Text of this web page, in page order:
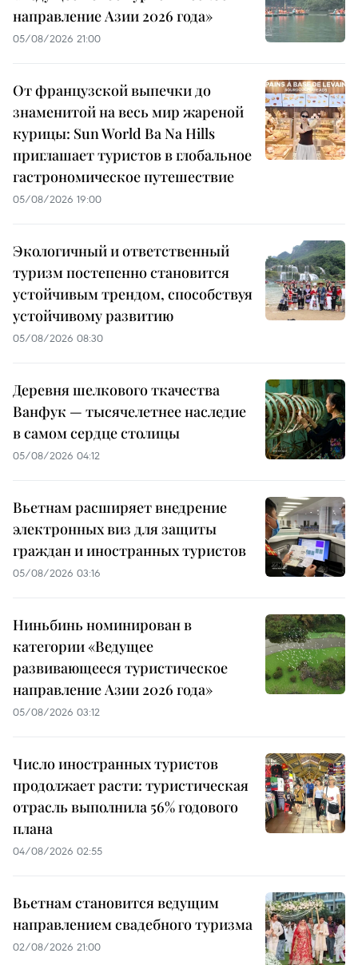
направление Азии 2026 года»
05/08/2026 21:00
От французской выпечки до
знаменитой на весь мир жареной
курицы: Sun World Ba Na Hills
приглашает туристов в глобальное
гастрономическое путешествие
05/08/2026 19:00
Экологичный и ответственный
туризм постепенно становится
устойчивым трендом, способствуя
устойчивому развитию
05/08/2026 08:30
Деревня шелкового ткачества
Ванфук — тысячелетнее наследие
в самом сердце столицы
05/08/2026 04:12
Вьетнам расширяет внедрение
электронных виз для защиты
граждан и иностранных туристов
05/08/2026 03:16
Ниньбинь номинирован в
категории «Ведущее
развивающееся туристическое
направление Азии 2026 года»
05/08/2026 03:12
Число иностранных туристов
продолжает расти: туристическая
отрасль выполнила 56% годового
плана
04/08/2026 02:55
Вьетнам становится ведущим
направлением свадебного туризма
02/08/2026 21:00